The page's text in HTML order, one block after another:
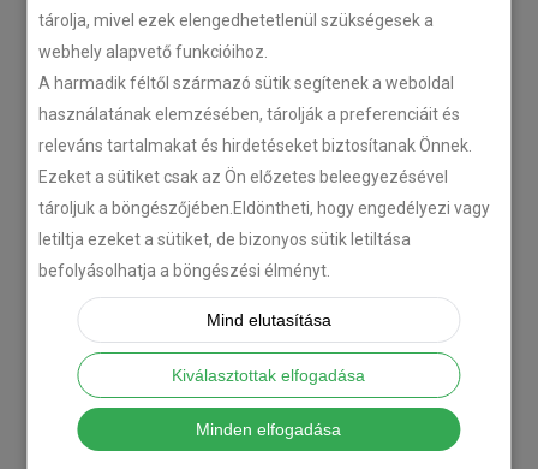
tárolja, mivel ezek elengedhetetlenül szükségesek a
webhely alapvető funkcióihoz.
A harmadik féltől származó sütik segítenek a weboldal
használatának elemzésében, tárolják a preferenciáit és
releváns tartalmakat és hirdetéseket biztosítanak Önnek.
Ezeket a sütiket csak az Ön előzetes beleegyezésével
tároljuk a böngészőjében.Eldöntheti, hogy engedélyezi vagy
letiltja ezeket a sütiket, de bizonyos sütik letiltása
befolyásolhatja a böngészési élményt.
Mind elutasítása
Kiválasztottak elfogadása
Minden elfogadása
Tempomat beszerelés
2018-06-12
2018-02-14
KATEGÓRIA
TEMPOMAT TEMPOMAT BESZERELÉS
UTÓLAGOS TEMPOMAT